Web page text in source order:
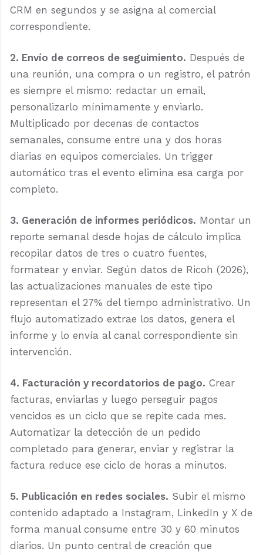
CRM en segundos y se asigna al comercial
correspondiente.
2. Envío de correos de seguimiento. Después de
una reunión, una compra o un registro, el patrón
es siempre el mismo: redactar un email,
personalizarlo mínimamente y enviarlo.
Multiplicado por decenas de contactos
semanales, consume entre una y dos horas
diarias en equipos comerciales. Un trigger
automático tras el evento elimina esa carga por
completo.
3. Generación de informes periódicos. Montar un
reporte semanal desde hojas de cálculo implica
recopilar datos de tres o cuatro fuentes,
formatear y enviar. Según datos de Ricoh (2026),
las actualizaciones manuales de este tipo
representan el 27% del tiempo administrativo. Un
flujo automatizado extrae los datos, genera el
informe y lo envía al canal correspondiente sin
intervención.
4. Facturación y recordatorios de pago. Crear
facturas, enviarlas y luego perseguir pagos
vencidos es un ciclo que se repite cada mes.
Automatizar la detección de un pedido
completado para generar, enviar y registrar la
factura reduce ese ciclo de horas a minutos.
5. Publicación en redes sociales. Subir el mismo
contenido adaptado a Instagram, LinkedIn y X de
forma manual consume entre 30 y 60 minutos
diarios. Un punto central de creación que